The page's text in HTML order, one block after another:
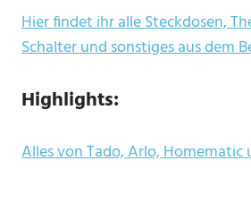
Hier findet ihr alle Steckdosen,
Schalter und sonstiges aus dem
Highlights:
Alles von Tado, Arlo, Homematic